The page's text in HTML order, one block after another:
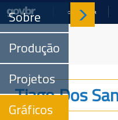
COMUNICA BR
Sobre
Produção
Projetos
Gráficos
Tiago Dos